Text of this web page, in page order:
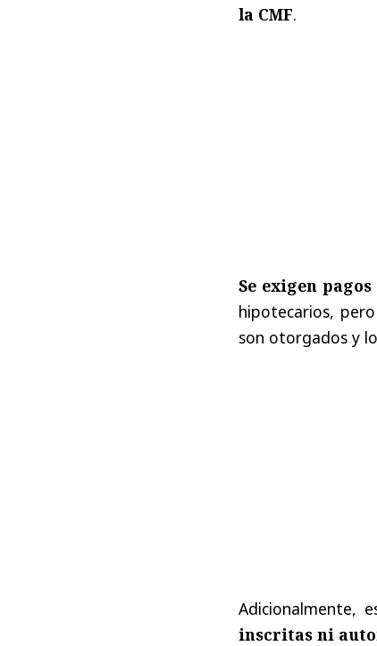
la CMF.
Se exigen
hipotecarios,
son otorgados y
Adicionalmente,
inscritas ni